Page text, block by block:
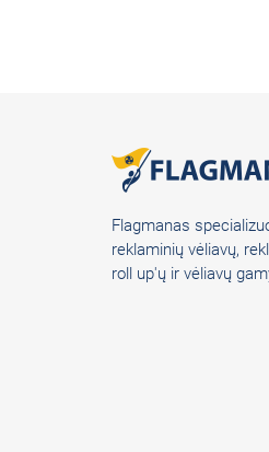
Flagmanas
reklaminių vėliavų,
roll up'ų ir vėliavų